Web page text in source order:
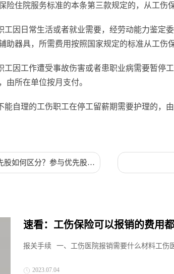
险住院服务标准的本条第三款规定的，从工伤
工因日常生活或者就业需要，经劳动能力鉴定
助器具，所需费用按照国家规定的标准从工伤
工因工作遭受事故伤害或者患职业病需要暂停
由所在单位按月支付。
能自理的工伤职工在停工留薪期需要护理的，由
股如何区分？参与优先股和
的是什么？
速看：工伤保险可以报销的费用
为100%吗？
报关手续 一、工伤医院报销需要什么材料工伤
2023.07.04